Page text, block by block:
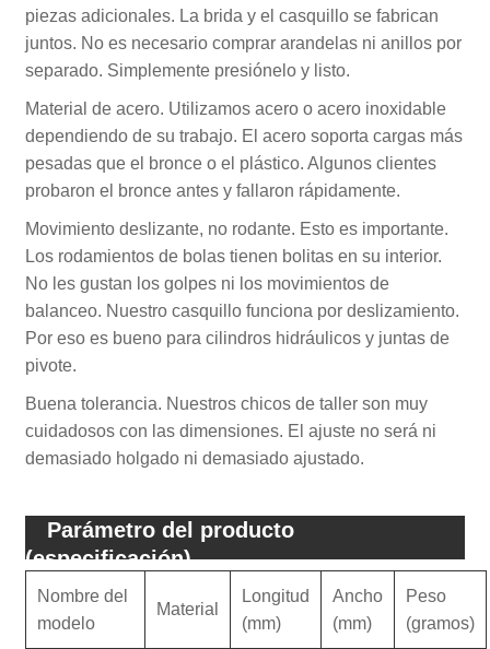
piezas adicionales. La brida y el casquillo se fabrican
juntos. No es necesario comprar arandelas ni anillos por
separado. Simplemente presiónelo y listo.
Material de acero. Utilizamos acero o acero inoxidable
dependiendo de su trabajo. El acero soporta cargas más
pesadas que el bronce o el plástico. Algunos clientes
probaron el bronce antes y fallaron rápidamente.
Movimiento deslizante, no rodante. Esto es importante.
Los rodamientos de bolas tienen bolitas en su interior.
No les gustan los golpes ni los movimientos de
balanceo. Nuestro casquillo funciona por deslizamiento.
Por eso es bueno para cilindros hidráulicos y juntas de
pivote.
Buena tolerancia. Nuestros chicos de taller son muy
cuidadosos con las dimensiones. El ajuste no será ni
demasiado holgado ni demasiado ajustado.
Parámetro del producto
(especificación)
Nombre del
modelo
Material
Longitud
(mm)
Ancho
(mm)
Peso
(gramos)